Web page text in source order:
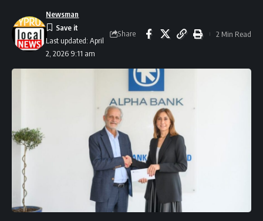
Last updated: April
2, 2026 9:11 am
Newsman
Share 2 Min Read